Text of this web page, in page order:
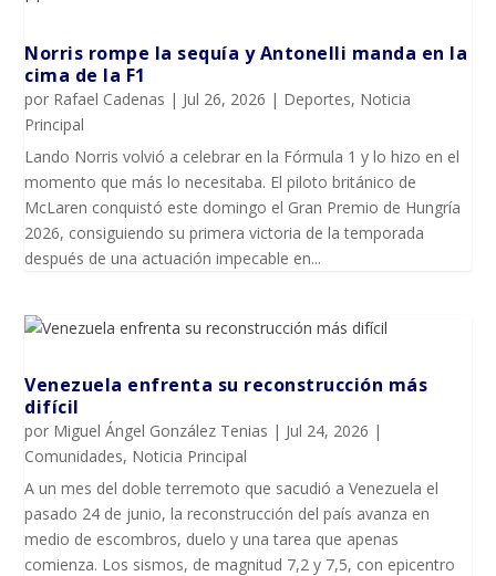
Norris rompe la sequía y Antonelli manda en la
cima de la F1
por Rafael Cadenas | Jul 26, 2026 | Deportes, Noticia
Principal
Lando Norris volvió a celebrar en la Fórmula 1 y lo hizo en el
momento que más lo necesitaba. El piloto británico de
McLaren conquistó este domingo el Gran Premio de Hungría
2026, consiguiendo su primera victoria de la temporada
después de una actuación impecable en...
Venezuela enfrenta su reconstrucción más
difícil
por Miguel Ángel González Tenias | Jul 24, 2026 |
Comunidades, Noticia Principal
A un mes del doble terremoto que sacudió a Venezuela el
pasado 24 de junio, la reconstrucción del país avanza en
medio de escombros, duelo y una tarea que apenas
comienza. Los sismos, de magnitud 7,2 y 7,5, con epicentro